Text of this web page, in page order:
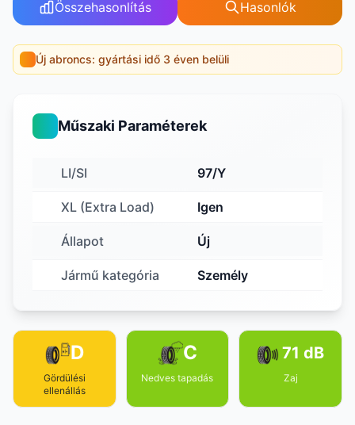
Összehasonlítás Hasonlók
Új abroncs: gyártási idő 3 éven belüli
Műszaki Paraméterek
LI/SI 97/Y
XL (Extra Load) Igen
Állapot Új
Jármű kategória Személy
D
Gördülési
ellenállás
C
Nedves tapadás
71 dB
Zaj